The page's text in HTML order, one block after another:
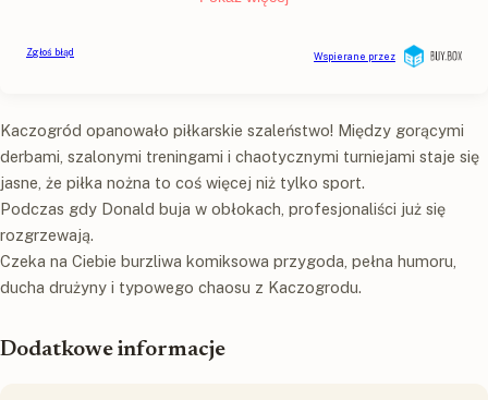
Kaczogród opanowało piłkarskie szaleństwo! Między gorącymi
derbami, szalonymi treningami i chaotycznymi turniejami staje się
jasne, że piłka nożna to coś więcej niż tylko sport.
Podczas gdy Donald buja w obłokach, profesjonaliści już się
rozgrzewają.
Czeka na Ciebie burzliwa komiksowa przygoda, pełna humoru,
ducha drużyny i typowego chaosu z Kaczogrodu.
Dodatkowe informacje